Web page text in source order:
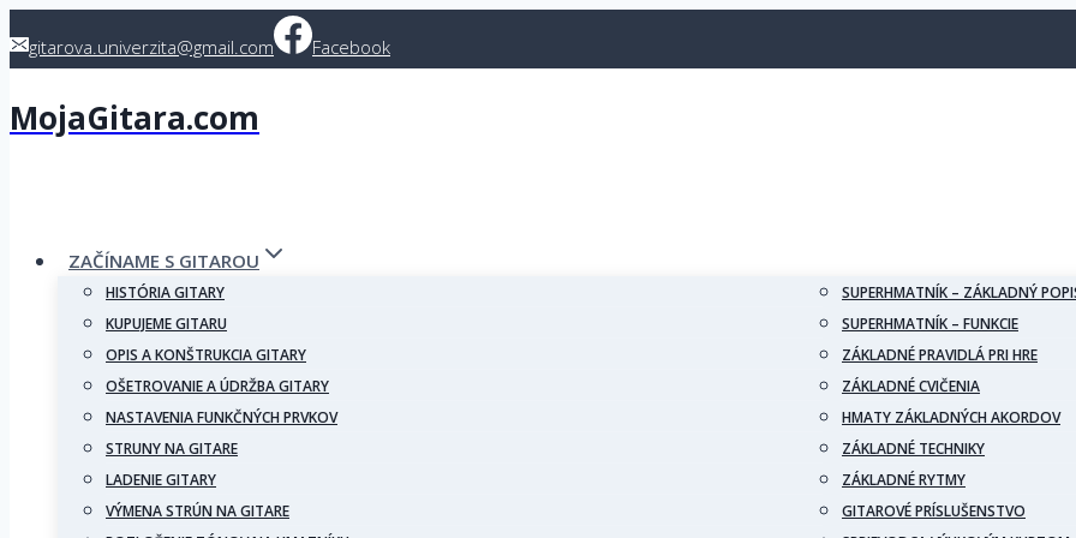
togitarova.univerzita@gmail.com Facebook
MojaGitara.com
ZAČÍNAME S GITAROU
HISTÓRIA GITARY
KUPUJEME GITARU
OPIS A KONŠTRUKCIA GITARY
OŠETROVANIE A ÚDRŽBA GITARY
NASTAVENIA FUNKČNÝCH PRVKOV
STRUNY NA GITARE
LADENIE GITARY
VÝMENA STRÚN NA GITARE
SUPERHMATNÍK – ZÁKLADNÝ
SUPERHMATNÍK – FUNKCIE
ZÁKLADNÉ PRAVIDLÁ PRI HRE
ZÁKLADNÉ CVIČENIA
HMATY ZÁKLADNÝCH AKORDOV
ZÁKLADNÉ TECHNIKY
ZÁKLADNÉ RYTMY
GITAROVÉ PRÍSLUŠENSTVO